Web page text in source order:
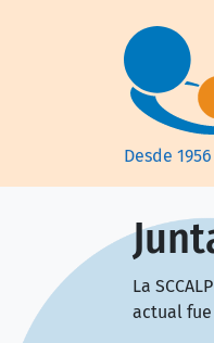
Desde
La
actual